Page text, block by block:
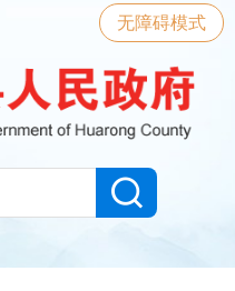
无障碍模式